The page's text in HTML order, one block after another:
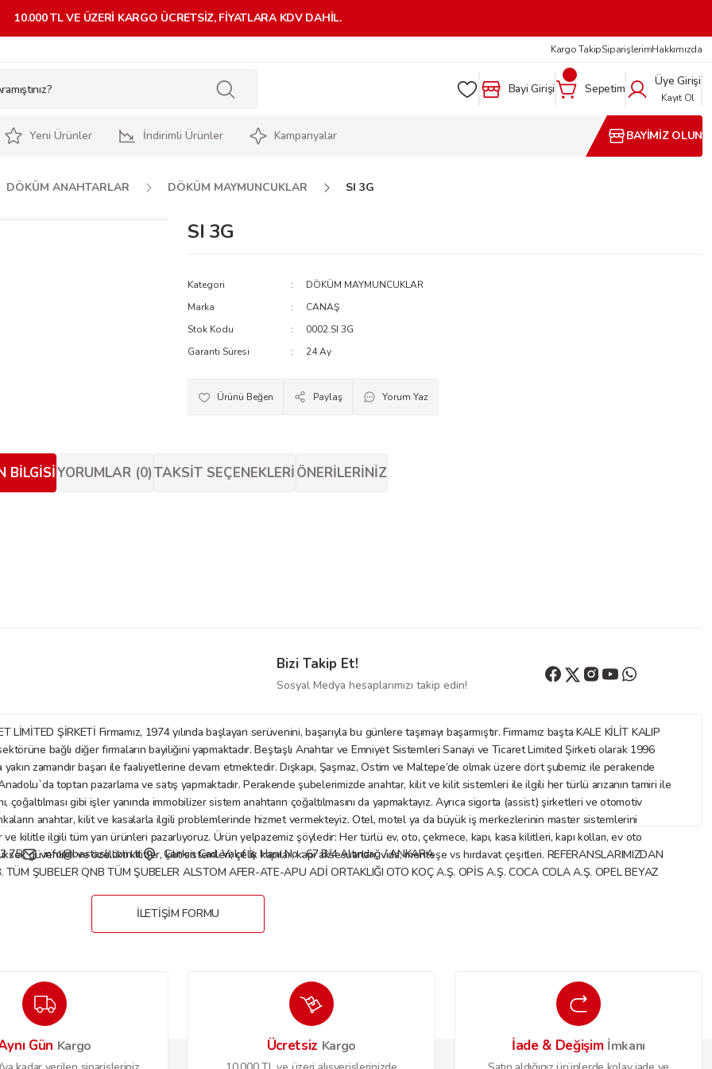
10.000 TL VE ÜZERİ KARGO ÜCRETSİZ, FİYATLARA KDV DAHİL.
Kargo TakipSiparişlerimHakkımızda
Bayi Girişi Sepetim
Üye Girişi
Kayıt Ol
Yeni Ürünler İndirimli Ürünler Kampanyalar BAYİMİZ OLUN
DÖKÜM ANAHTARLAR DÖKÜM MAYMUNCUKLAR SI 3G
SI 3G
Kategori
DÖKÜM MAYMUNCUKLAR
Marka
CANAŞ
Stok Kodu
0002.SI 3G
Garanti Süresi
24 Ay
Paylaş Yorum Yaz
BILGISIYORUMLAR (0)TAKSIT SEÇENEKLERIÖNERILERINIZ
Gönder
Bizi Takip Et!
Sosyal Medya hesaplarımızı takip edin!
ŞİRKETİ Firmamız, 1974 yılında başlayan serüvenini, başarıyla bu günlere taşımayı başarmıştır. Firmamız başta KALE KİLİT KALIP
bağlı diğer firmaların bayiliğini yapmaktadır. Beştaşlı Anahtar ve Emniyet Sistemleri Sanayi ve Ticaret Limited Şirketi olarak 1996
zamandır başarı ile faaliyetlerine devam etmektedir. Dışkapı, Şaşmaz, Ostim ve Maltepe’de olmak üzere dört şubemiz ile perakende
toptan pazarlama ve satış yapmaktadır. Perakende şubelerimizde anahtar, kilit ve kilit sistemleri ile ilgili her türlü arızanın tamiri ile
çoğaltılması gibi işler yanında immobilizer sistem anahtarın çoğaltılmasını da yapmaktayız. Ayrıca sigorta (assist) şirketleri ve otomotiv
anahtar, kilit ve kasalarla ilgili problemlerinde hizmet vermekteyiz. Otel, motel ya da büyük iş merkezlerinin master sistemlerini
kilitle ilgili tüm yan ürünleri pazarlıyoruz. Ürün yelpazemiz şöyledir: Her türlü ev, oto, çekmece, kapı, kasa kilitleri, kapı kolları, ev oto
güvenlikli ve özellikli kilitler, kilit sistemleri; çelik kapılar, kapı aksesuarları, vida, menteşe vs hırdavat çeşitleri. REFERANSLARIMIZDAN
ŞUBELER QNB TÜM ŞUBELER ALSTOM AFER-ATE-APU ADİ ORTAKLIĞI OTO KOÇ A.Ş. OPİS A.Ş. COCA COLA A.Ş. OPEL BEYAZ
75 info@bestasli.com.tr Çankırı Cad. Vakıf İş Hanı No : 67 B/4 Altındağ / ANKARA
İLETİŞİM FORMU
Gün Kargo Ücretsiz Kargo İade & Değişim İmkanı